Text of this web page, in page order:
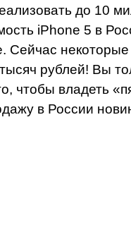
до 10
iPhone 5 в
Сейчас
рублей! Вы
чтобы владеть
в России